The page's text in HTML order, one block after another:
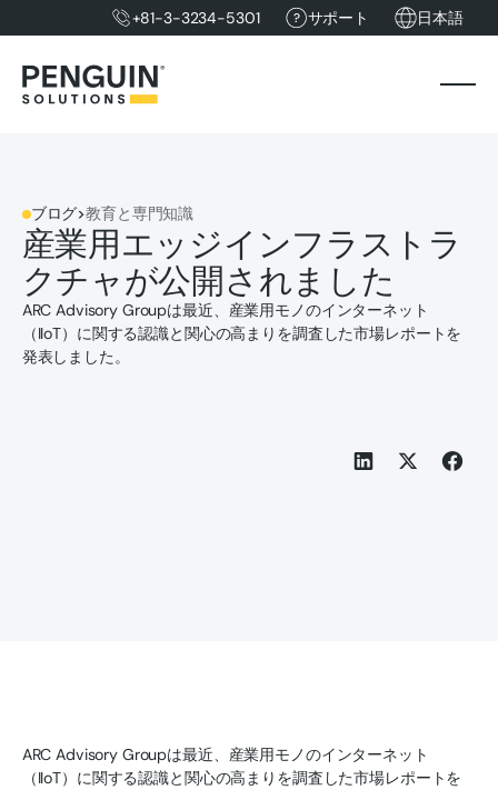
+81-3-3234-5301 サポート 日本語
ブログ>教育と専門知識
産業用エッジインフラストラ
クチャが公開されました
ARC Advisory Groupは最近、産業用モノのインターネット
（IIoT）に関する認識と関心の高まりを調査した市場レポートを
発表しました。
ARC Advisory Groupは最近、産業用モノのインターネット
（IIoT）に関する認識と関心の高まりを調査した市場レポートを